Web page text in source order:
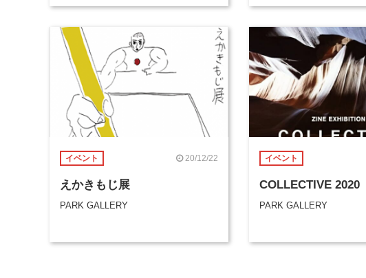
イベント 20/12/22
えかきもじ展
PARK GALLERY
イベント
COLLECTIVE 2020
PARK GALLERY